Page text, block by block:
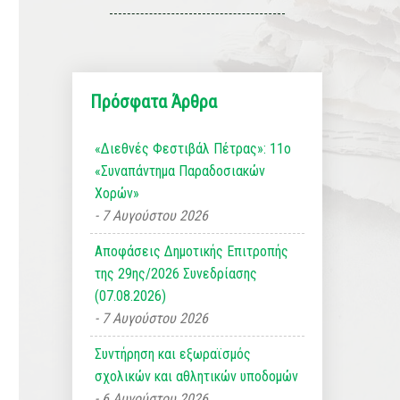
Πρόσφατα Άρθρα
«Διεθνές Φεστιβάλ Πέτρας»: 11ο
«Συναπάντημα Παραδοσιακών
Χορών»
7 Αυγούστου 2026
Αποφάσεις Δημοτικής Επιτροπής
της 29ης/2026 Συνεδρίασης
(07.08.2026)
7 Αυγούστου 2026
Συντήρηση και εξωραϊσμός
σχολικών και αθλητικών υποδομών